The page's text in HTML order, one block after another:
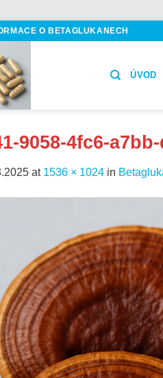
O BETAGLUKANECH
ÚVOD
9058-4fc6-
at 1536 × 1024 in